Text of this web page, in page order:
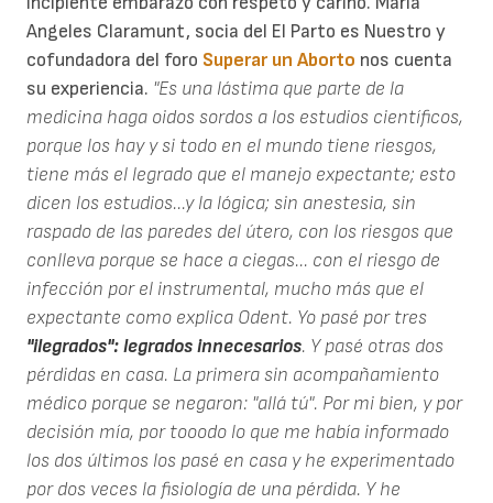
Angeles Claramunt, socia del El Parto es Nuestro y
cofundadora del foro Superar un Aborto nos cuenta
su experiencia. "Es una lástima que parte de la
medicina haga oidos sordos a los estudios científicos,
porque los hay y si todo en el mundo tiene riesgos,
tiene más el legrado que el manejo expectante; esto
dicen los estudios...y la lógica; sin anestesia, sin
raspado de las paredes del útero, con los riesgos que
conlleva porque se hace a ciegas... con el riesgo de
infección por el instrumental, mucho más que el
expectante como explica Odent. Yo pasé por tres
"ilegrados": legrados innecesarios. Y pasé otras dos
pérdidas en casa. La primera sin acompañamiento
médico porque se negaron: "allá tú". Por mi bien, y por
decisión mía, por tooodo lo que me había informado
los dos últimos los pasé en casa y he experimentado
por dos veces la fisiología de una pérdida. Y he